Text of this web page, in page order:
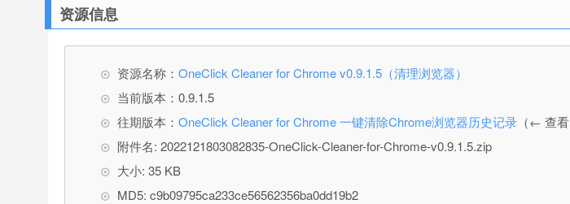
资源信息
资源名称： OneClick Cleaner for Chrome v0.9.1.5（清理浏览器）
当前版本：0.9.1.5
往期版本： OneClick Cleaner for Chrome 一键清除Chrome浏览器历史记录 （← 查
附件名: 2022121803082835-OneClick-Cleaner-for-Chrome-v0.9.1.5.zip
大小: 35 KB
MD5: c9b09795ca233ce56562356ba0dd19b2